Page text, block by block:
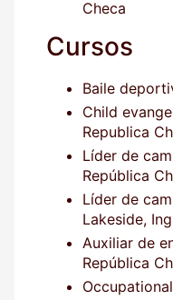
Checa
Cursos
Baile
Child
Republica
Líder de
República
Líder de
Lakeside,
Auxiliar de
República